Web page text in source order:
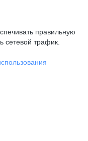
правильную
сетевой трафик.